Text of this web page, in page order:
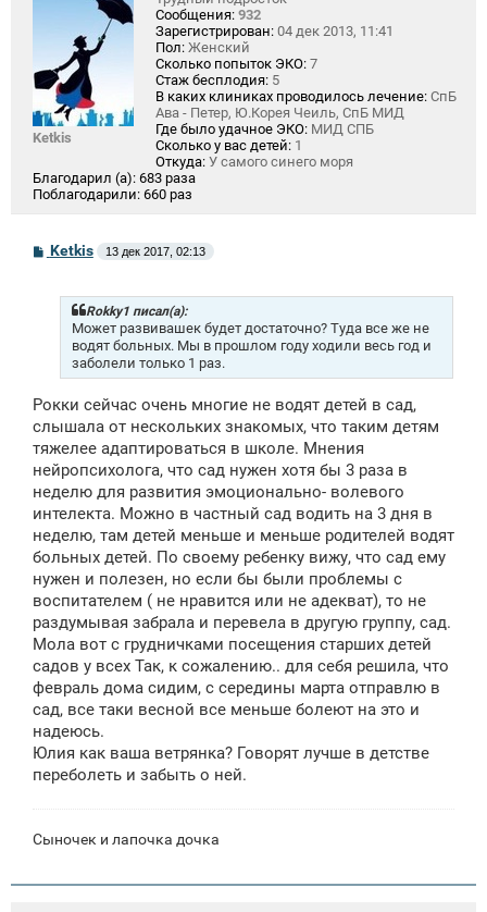
Ketkis
Сообщения: 932
Зарегистрирован: 04 дек 2013, 11:41
Пол: Женский
Сколько попыток ЭКО: 7
Стаж бесплодия: 5
В каких клиниках проводилось лечение: СпБ
Ава - Петер, Ю.Корея Чеиль, СпБ МИД
Где было удачное ЭКО: МИД СПБ
Сколько у вас детей: 1
Откуда: У самого синего моря
Благодарил (а): 683 раза
Поблагодарили: 660 раз
СKetkis 13 дек 2017, 02:13
Rokky1 писал(а):
Может развивашек будет достаточно? Туда все же не
водят больных. Мы в прошлом году ходили весь год и
заболели только 1 раз.
Рокки сейчас очень многие не водят детей в сад,
слышала от нескольких знакомых, что таким детям
тяжелее адаптироваться в школе. Мнения
нейропсихолога, что сад нужен хотя бы 3 раза в
неделю для развития эмоционально- волевого
интелекта. Можно в частный сад водить на 3 дня в
неделю, там детей меньше и меньше родителей водят
больных детей. По своему ребенку вижу, что сад ему
нужен и полезен, но если бы были проблемы с
воспитателем ( не нравится или не адекват), то не
раздумывая забрала и перевела в другую группу, сад.
Мола вот с грудничками посещения старших детей
садов у всех Так, к сожалению.. для себя решила, что
февраль дома сидим, с середины марта отправлю в
сад, все таки весной все меньше болеют на это и
надеюсь.
Юлия как ваша ветрянка? Говорят лучше в детстве
переболеть и забыть о ней.
Сыночек и лапочка дочка